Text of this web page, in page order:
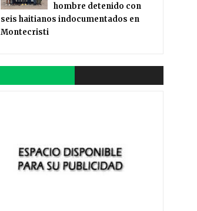
hombre detenido con
seis haitianos indocumentados en
Montecristi